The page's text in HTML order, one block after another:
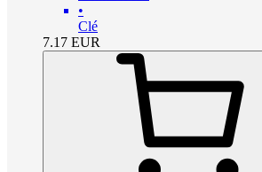
•
Clé
7.17 EUR